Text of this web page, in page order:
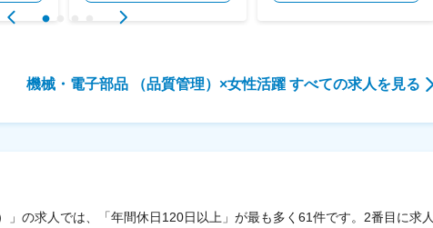
機械・電子部品 （品質管理） ×女性活躍 すべての求人を見る
の求人では、「年間休日120日以上」が最も多く61件です。2番目に求人